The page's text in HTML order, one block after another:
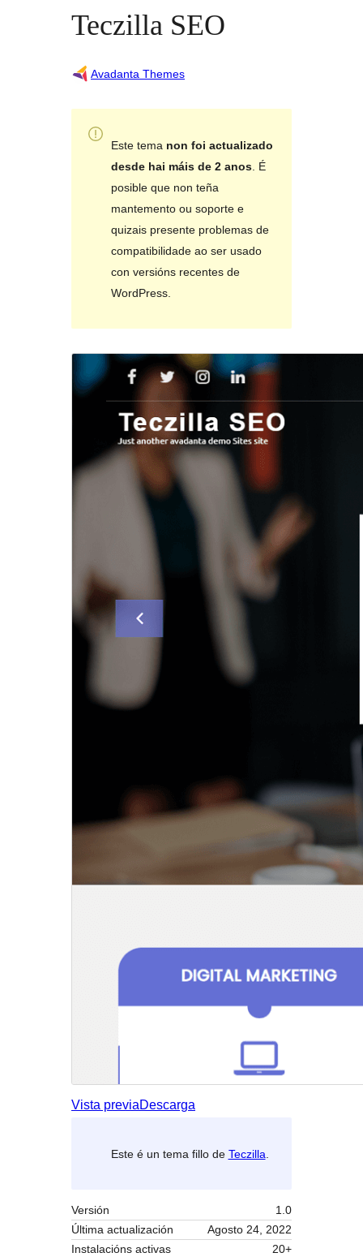
Teczilla SEO
Avadanta Themes
Este tema non foi actualizado
desde hai máis de 2 anos. É
posible que non teña
mantemento ou soporte e
quizais presente problemas de
compatibilidade ao ser usado
con versións recentes de
WordPress.
Vista previaDescarga
Este é un tema fillo de Teczilla
Versión
1.0
Última actualización
Agosto 24, 2022
Instalacións activas
20+